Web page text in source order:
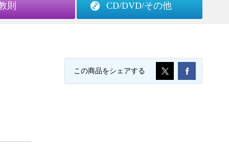
則 CD/DVD/その他
この商品をシェアする